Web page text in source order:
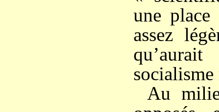
une place
assez
Au